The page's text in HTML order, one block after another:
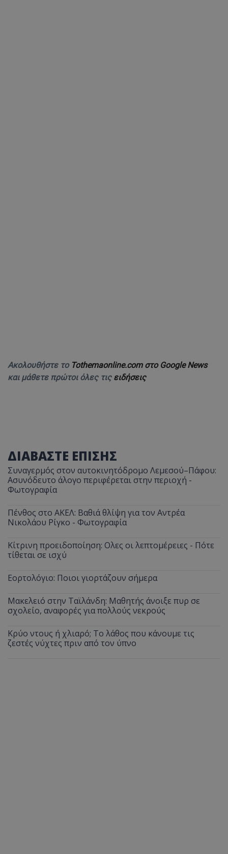
Ακολουθήστε το Tothemaonline.com στο Google News
και μάθετε πρώτοι όλες τις ειδήσεις
ΔΙΑΒΑΣΤΕ ΕΠΙΣΗΣ
Συναγερμός στον αυτοκινητόδρομο Λεμεσού–Πάφου:
Ασυνόδευτο άλογο περιφέρεται στην περιοχή -
Φωτογραφία
Πένθος στο ΑΚΕΛ: Βαθιά θλίψη για τον Αντρέα
Νικολάου Ρίγκο - Φωτογραφία
Κίτρινη προειδοποίηση: Ολες οι λεπτομέρειες - Πότε
τίθεται σε ισχύ
Εορτολόγιο: Ποιοι γιορτάζουν σήμερα
Μακελειό στην Ταϊλάνδη: Μαθητής άνοιξε πυρ σε
σχολείο, αναφορές για πολλούς νεκρούς
Κρύο ντους ή χλιαρό; Το λάθος που κάνουμε τις
ζεστές νύχτες πριν από τον ύπνο